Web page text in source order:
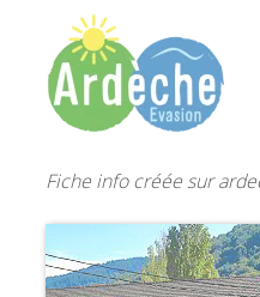
Fiche info créée sur